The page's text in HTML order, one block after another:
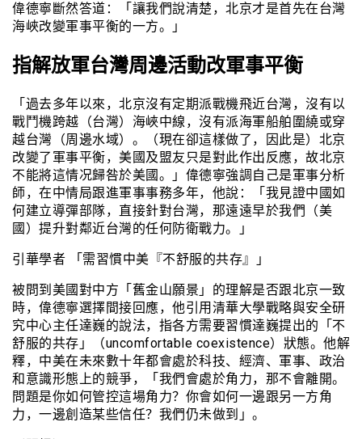
偉德寧斷然答道：「讓我們說清楚，北京才是首先在台灣
海峽改變軍事平衡的一方。」
指解放軍台灣周邊活動改軍事平衡
「過去多年以來，北京沒有定期派戰機飛近台灣，沒有以
戰鬥機跨越（台灣）海峽中線，沒有派海軍船舶圍繞或穿
越台灣（周邊水域）。（現在卻這樣做了，因此是）北京
改變了軍事平衡，美國及盟友只是對此作出反應，故北京
不能將這情况歸咎於美國。」偉德寧強調自己是軍事分析
師，在中情局跟進軍事事務多年，他說：「我見證中國如
何建立導彈部隊，直接針對台灣，那遠遠早於我們（美
國）提升對鄰近台灣的任何防衛戰力。」
引華學者 「需習慣中美『不舒服的共存』」
被問到美國對中方「舊金山願景」的理解是否跟北京一致
時，偉德寧選擇間接回應，他引用清華大學戰略與安全研
究中心主任達巍的說法，指各方需要習慣達巍提出的「不
舒服的共存」（uncomfortable coexistence）狀態。他解
釋，中美在未來數十年都會處於科技、經濟、軍事、政治
和意識形態上的競爭，「我們會處於角力，那不會離開。
問題是你如何管控這場角力？你會如何一邊跟另一方角
力，一邊創造某些信任？我們仍未做到」。